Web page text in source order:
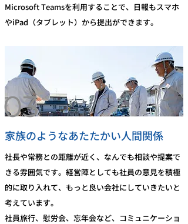
Microsoft Teamsを利用することで、日報もスマホ
やiPad（タブレット）から提出ができます。
03
家族のようなあたたかい人間関係
社長や常務との距離が近く、なんでも相談や提案で
きる雰囲気です。経営陣としても社員の意見を積極
的に取り入れて、もっと良い会社にしていきたいと
考えています。
社員旅行、慰労会、忘年会など、コミュニケーショ